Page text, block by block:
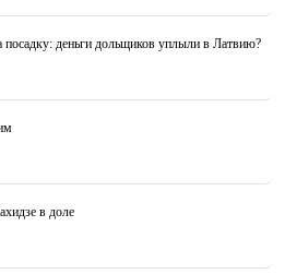
деньги дольщиков уплыли в Латвию?
в доле